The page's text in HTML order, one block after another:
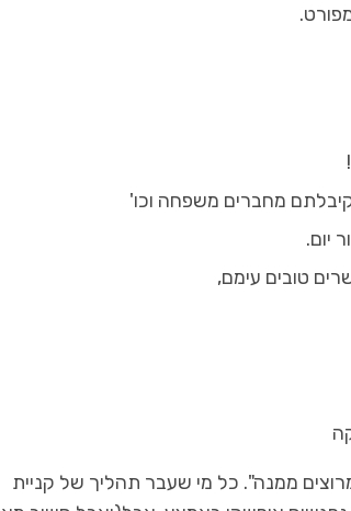
מחברים משפחה וכו'
יום.
טובים עימם,
ממנה". כל מי שעבר תהליך של קניית